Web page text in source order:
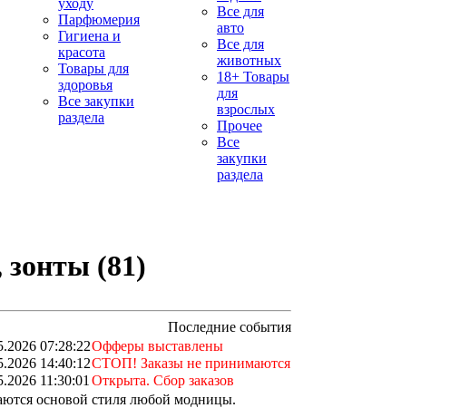
уходу
Парфюмерия
Гигиена и
красота
Товары для
здоровья
Все закупки
раздела
Все для
авто
Все для
животных
18+ Товары
для
взрослых
Прочее
Все
закупки
раздела
(81)
Последние события
07:28:22Офферы выставлены
14:40:12СТОП! Заказы не принимаются
11:30:01 Открыта. Сбор заказов
основой стиля любой модницы.